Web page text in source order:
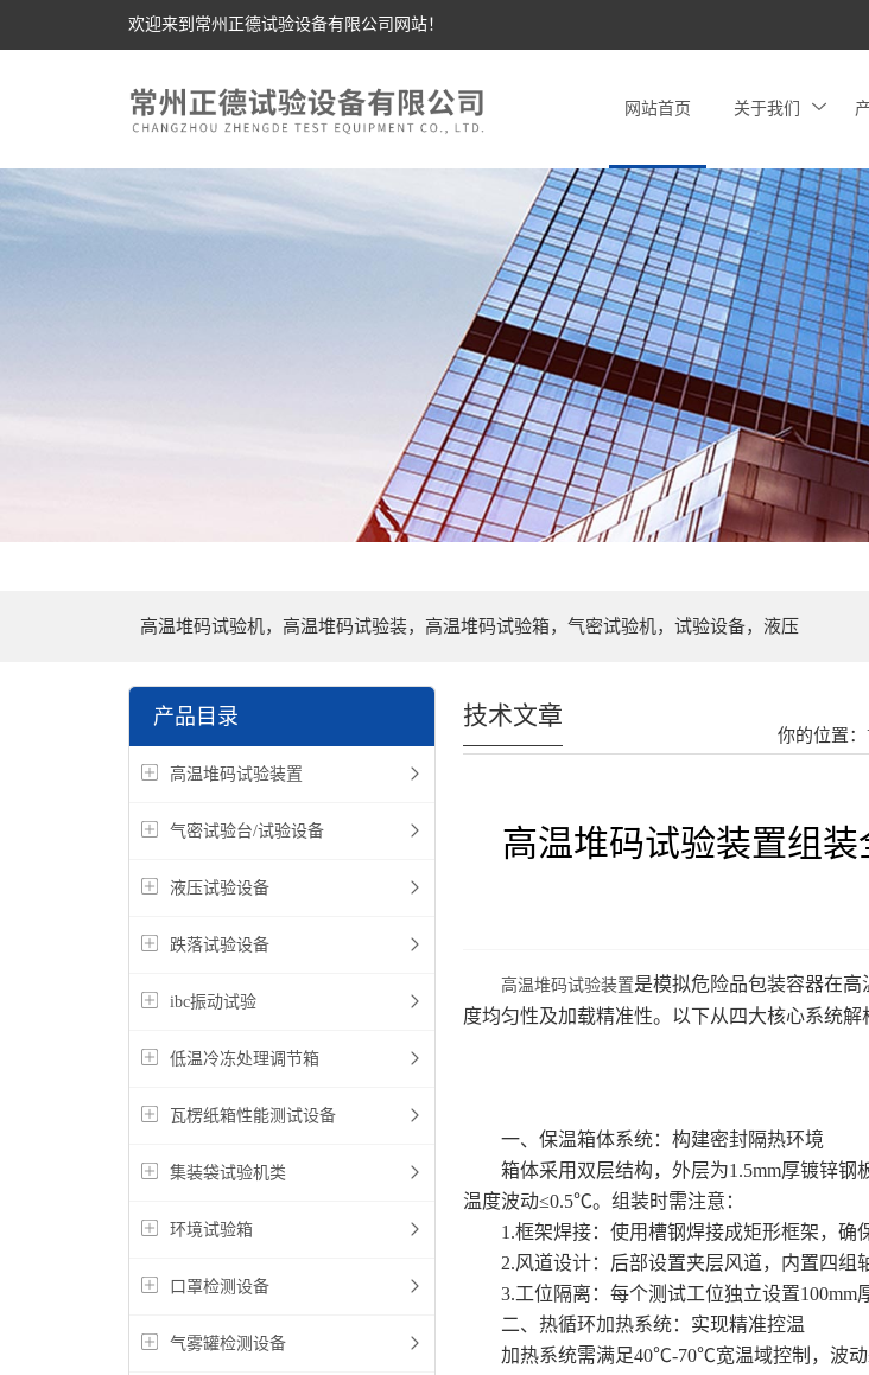
欢迎来到常州正德试验设备有限公司网站！
网站首页 关于我们
高温堆码试验机，高温堆码试验装，高温堆码试验箱，气密试验机，试验设备，液压
产品目录
高温堆码试验装置
气密试验台/试验设备
液压试验设备
跌落试验设备
ibc振动试验
低温冷冻处理调节箱
瓦楞纸箱性能测试设备
集装袋试验机类
环境试验箱
口罩检测设备
气雾罐检测设备
你的位置：
技术文章
高温堆码试验装置组
高温堆码试验装置是模拟危险品包装容器在
度均匀性及加载精准性。以下从四大核心系统解
一、保温箱体系统：构建密封隔热环境
箱体采用双层结构，外层为1.5mm厚镀锌钢
温度波动≤0.5℃。组装时需注意：
1.框架焊接：使用槽钢焊接成矩形框架，确保
2.风道设计：后部设置夹层风道，内置四组
3.工位隔离：每个测试工位独立设置100mm
二、热循环加热系统：实现精准控温
加热系统需满足40℃-70℃宽温域控制，波动